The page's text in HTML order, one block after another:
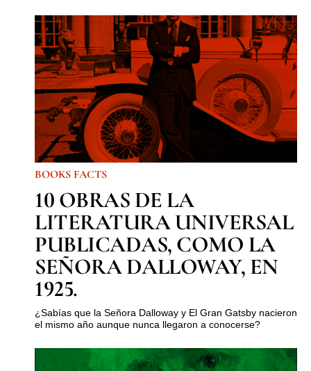
BOOKS FACTS
10 OBRAS DE LA
LITERATURA UNIVERSAL
PUBLICADAS, COMO LA
SEÑORA DALLOWAY, EN
1925.
¿Sabías que la Señora Dalloway y El Gran Gatsby nacieron
el mismo año aunque nunca llegaron a conocerse?